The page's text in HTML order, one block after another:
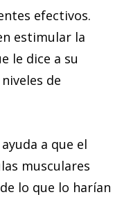
efectivos.
estimular la
le dice a su
de
a que el
musculares
lo que lo harían